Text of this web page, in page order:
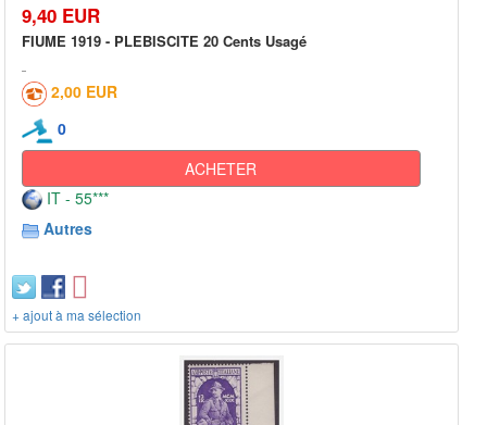
9,40 EUR
FIUME 1919 - PLEBISCITE 20 Cents Usagé
2,00 EUR
0
ACHETER
IT - 55***
Autres
+ ajout à ma sélection